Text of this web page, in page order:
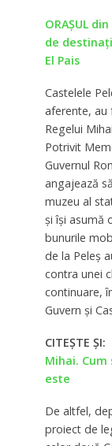
ORAȘUL
de
El Pais
Castelele
aferente, au
Regelui
Potrivit
Guvernul
angajează
muzeu al
şi îşi asumă
bunurile
de la Peleş
contra unei
continuare,
Guvern şi
CITEȘTE ȘI:
Mihai.
este
De altfel,
proiect de